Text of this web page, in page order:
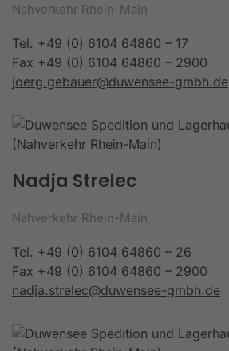
Nahverkehr Rhein-Main
Tel. +49 (0) 6104 64860 – 17
Fax +49 (0) 6104 64860 – 2900
joerg.gebauer@duwensee-gmbh.de
Nadja Strelec
Nahverkehr Rhein-Main
Tel. +49 (0) 6104 64860 – 26
Fax +49 (0) 6104 64860 – 2900
nadja.strelec@duwensee-gmbh.de